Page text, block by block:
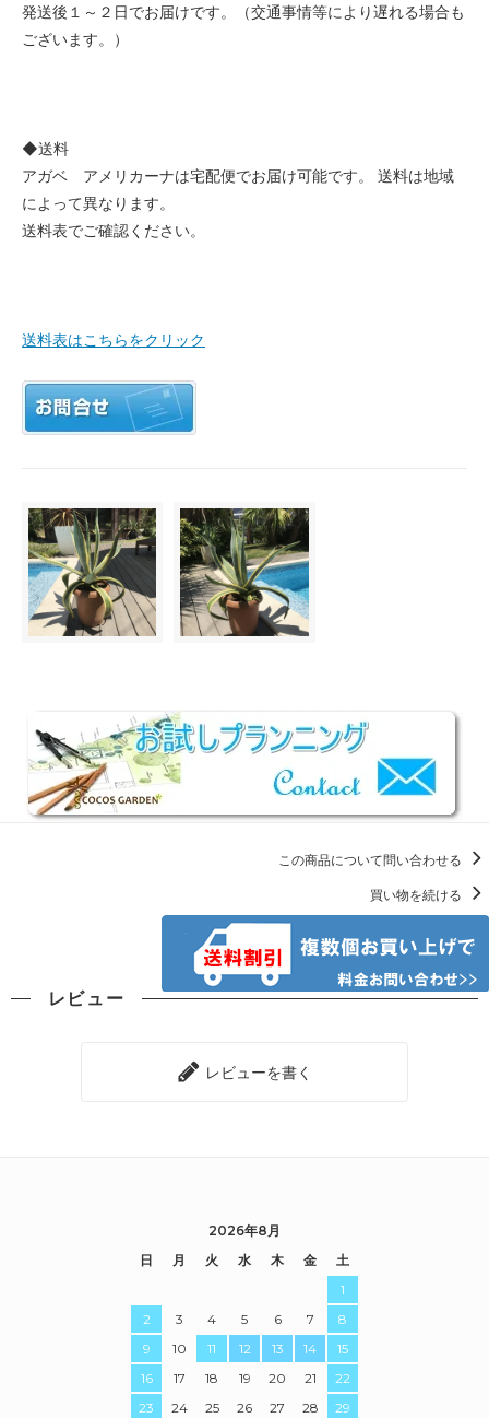
発送後１～２日でお届けです。（交通事情等により遅れる場合も
ございます。）
◆送料
アガベ アメリカーナは宅配便でお届け可能です。 送料は地域
によって異なります。
送料表でご確認ください。
送料表はこちらをクリック
この商品について問い合わせる
買い物を続ける
レビュー
レビューを書く
2026年8月
日
月 火 水 木 金
土
1
2
3 4 5 6 7
8
9
10 11 12 13 14
15
16
17 18 19 20 21
22
23
24 25 26 27 28
29